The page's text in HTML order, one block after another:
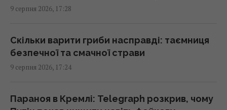
17:00 неділя, 09 серпня 2026
Ескалація повітряної війни призвела до
росту жертв серед мирного населення
України, – CNN
9 серпня 2026, 17:28
Скільки варити гриби насправді: таємниця
безпечної та смачної страви
9 серпня 2026, 17:24
Параноя в Кремлі: Telegraph розкрив, чому